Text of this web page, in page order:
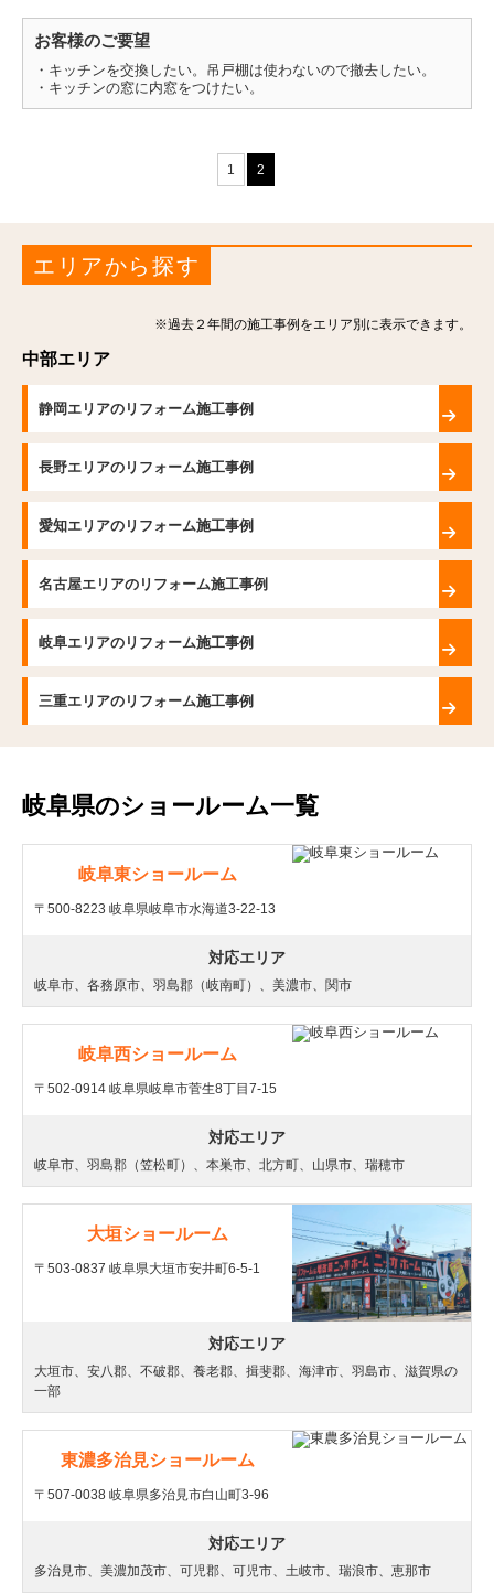
お客様のご要望
・キッチンを交換したい。吊戸棚は使わないので撤去したい。
・キッチンの窓に内窓をつけたい。
1 2
エリアから探す
※過去２年間の施工事例をエリア別に表示できます。
中部エリア
静岡エリアのリフォーム施工事例
長野エリアのリフォーム施工事例
愛知エリアのリフォーム施工事例
名古屋エリアのリフォーム施工事例
岐阜エリアのリフォーム施工事例
三重エリアのリフォーム施工事例
岐阜県のショールーム一覧
岐阜東ショールーム
〒500-8223 岐阜県岐阜市水海道3-22-13
対応エリア
岐阜市、各務原市、羽島郡（岐南町）、美濃市、関市
岐阜西ショールーム
〒502-0914 岐阜県岐阜市菅生8丁目7-15
対応エリア
岐阜市、羽島郡（笠松町）、本巣市、北方町、山県市、瑞穂市
大垣ショールーム
〒503-0837 岐阜県大垣市安井町6-5-1
対応エリア
大垣市、安八郡、不破郡、養老郡、揖斐郡、海津市、羽島市、滋賀県の
一部
東濃多治見ショールーム
〒507-0038 岐阜県多治見市白山町3-96
対応エリア
多治見市、美濃加茂市、可児郡、可児市、土岐市、瑞浪市、恵那市